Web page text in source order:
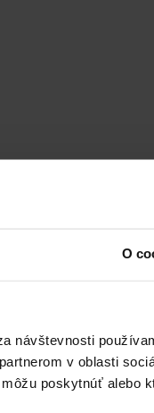
O
návštevnosti
v oblasti
poskytnúť alebo
v bezmäsitej